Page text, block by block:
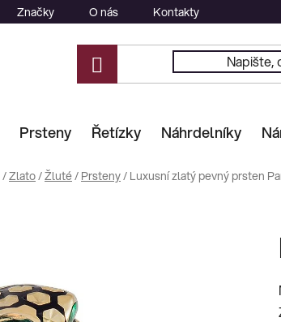
Značky O nás Kontakty
Prsteny Řetízky Náhrdelníky
/Zlato/Žluté/ Prsteny/ Luxusní zlatý pevný prsten